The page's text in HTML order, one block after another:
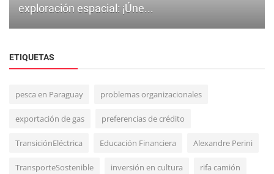
exploración espacial: ¡Úne...
Interés General
Muv y el Comité Olímpico Paraguayo: Alianza por
ETIQUETAS
pesca en Paraguay problemas organizacionales
exportación de gas preferencias de crédito
TransiciónEléctrica Educación Financiera Alexandre Perini
TransporteSostenible inversión en cultura rifa camión